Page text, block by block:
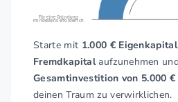
Für eine Gründung
mindestens erforderlich
Starte mit 1.000 € Eigenkapital
Fremdkapitalaufzunehmen
Gesamtinvestition von 5.000 €
deinen Traum zu verwirklichen.